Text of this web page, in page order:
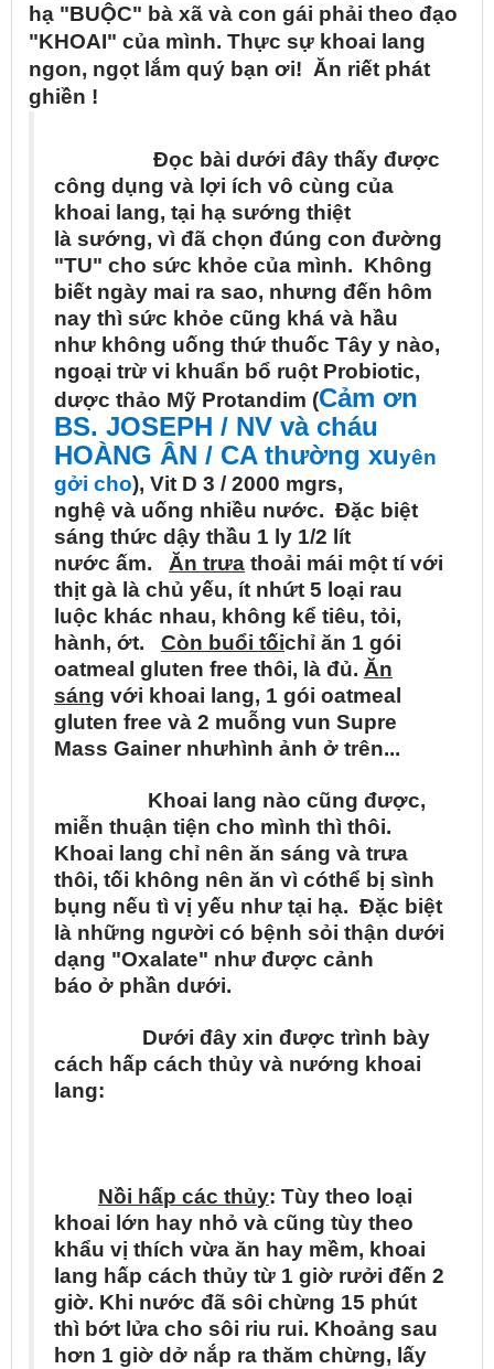
hạ "BUỘC" bà xã và con gái phải theo đạo
"KHOAI" của mình. Thực sự khoai lang
ngon, ngọt l ắm quý bạn ơi! Ăn riết phát
ghiền !
Đọc bài d ưới đây thấy được
công d ụng và ợi ích vô cùng của
khoai lang, tại hạ sướng thiệt
à sướng, vì đã chọn đúng con đường
"TU" cho sức khỏe của mình. Không
biết ngày mai ra sao, nhưng đến hôm
nay thì sức khỏe cũng khá và hầu
như không uống thứ thuốc Tây y nào,
ngoại trừ vi khuẩn bổ ruột Probiotic,
d ược thảo Mỹ Protandim (Cảm ơn
BS. JOSEPH / NV vàcháu
HOÀNG ÂN / CA thường xuyên
gởi cho), Vit D 3 / 2000 mgrs,
nghệ và uống nhiều nước. Đặc biệt
sáng thức dậy thầu 1 ly 1/2 l ít
nước ấm. Ăn trưa thoải mái một tí với
thịt gà à chủ yếu, ít nhứt 5 loại rau
luộc khác nhau, không kể tiêu, tỏi,
hành, ớt. Còn buổi tốichỉ ăn 1 gói
oatmeal gluten free thôi, l à đủ. Ăn
sáng với khoai lang, 1 gói oatmeal
gluten free và 2 muỗng vun Supre
Mass Gainer nhưhình ảnh ở trên...
Khoai lang nào cũng được,
miễn thuận tiện cho mình thì thôi.
Khoai lang chỉ nên ăn sáng và trưa
thôi, tối không nên ăn vì cóthể bị sình
bụng nếu tì vị yếu như tại hạ. Đặc biệt
à những người có bệnh sỏi thận d ưới
dạng "Oxalate" như được cảnh
báo ở phần d ưới.
Dưới đây xin được trình bày
cách hấp cách thủy và nướng khoai
lang:
Nồi hấp các thủy: Tùy theo loại
khoai l ớn hay nhỏ và cũng tùy theo
khẩu vị thích vừa ăn hay mềm, khoai
lang hấp cách thủy từ 1 giờ rưởi đến 2
giờ. Khi nước đã sôi chừng 15 phút
thì bớt l ửa cho sôi riu rui. Khoảng sau
hơn 1 giờ dở nắp ra thăm chừng, l ấy